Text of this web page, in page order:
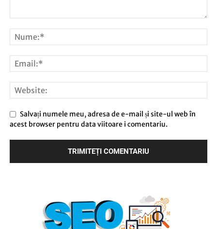
Salvați numele meu, adresa de e-mail și site-ul web în
acest browser pentru data viitoare i comentariu.